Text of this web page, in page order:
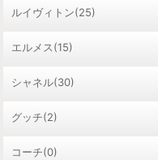
ルイヴィトン(25)
エルメス(15)
シャネル(30)
グッチ(2)
コーチ(0)